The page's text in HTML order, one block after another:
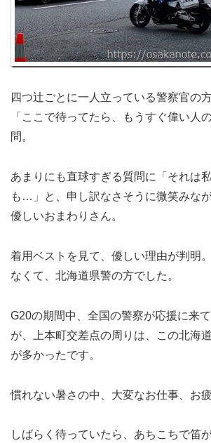
四つ辻ごとに一人立っている警察官の
「ここで待ってたら、もうすぐ偉い人
問。
あまりにも直球すぎる質問に「それは
も…」と、申し訳なさそうに微笑みな
優しいおまわりさん。
着用ベストを見て、優しい理由が判明
なくて、北海道県警の方でした。
G20の期間中、全国の警察が応援に来
が、上本町交差点の周りは、この北海
が多かったです。
慣れない暑さの中、大変なお仕事、お
しばらく待っていたら、あちこちで笛